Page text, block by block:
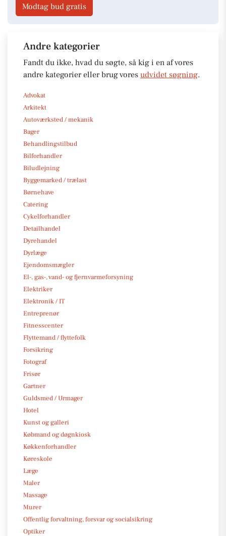
Modtag bud gratis
Andre kategorier
Fandt du ikke, hvad du søgte, så kig i en af vores
andre kategorier eller brug vores udvidet søgning.
Advokat
Arkitekt
Autoværksted / mekanik
Bager
Behandlingstilbud
Bilforhandler
Biludlejning
Byggemarked / trælast
Børnehave
Catering
Cykelforhandler
Detailhandel
Dyrehandel
Dyrlæge
Ejendomsmægler
El-, gas-, vand- og fjernvarmeforsyning
Elektriker
Elektronik / IT
Entreprenør
Fitnesscenter
Flyttemand / flyttefolk
Forsikring
Fotograf
Frisør
Gartner
Guldsmed / Urmager
Hotel
Kunst og galleri
Købmand og døgnkiosk
Køkkenforhandler
Køreskole
Læge
Maler
Massage
Murer
Offentlig forvaltning, forsvar og socialsikring
Optiker